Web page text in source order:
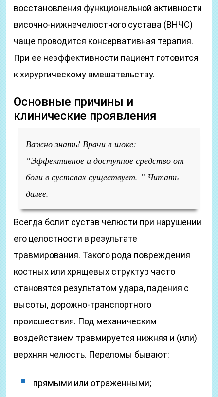
восстановления функциональной активности
височно-нижнечелюстного сустава (ВНЧС)
чаще проводится консервативная терапия.
При ее неэффективности пациент готовится
к хирургическому вмешательству.
Основные причины и
клинические проявления
Важно знать! Врачи в шоке:
“Эффективное и доступное средство от
боли в суставах существует. ” Читать
далее.
Всегда болит сустав челюсти при нарушении
его целостности в результате
травмирования. Такого рода повреждения
костных или хрящевых структур часто
становятся результатом удара, падения с
высоты, дорожно-транспортного
происшествия. Под механическим
воздействием травмируется нижняя и (или)
верхняя челюсть. Переломы бывают:
прямыми или отраженными;